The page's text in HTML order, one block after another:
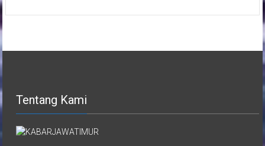
Tentang Kami